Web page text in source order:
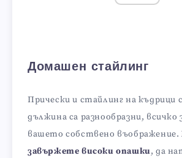
Домашен стайлинг
Прически и стайлинг на къдрици
дължина са разнообразни, всичко
вашето собствено въображение.
завържете високи опашки, да